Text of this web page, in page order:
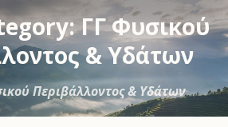
ΓΓ Φυσικού
& Υδάτων
Περιβάλλοντος & Υδάτων